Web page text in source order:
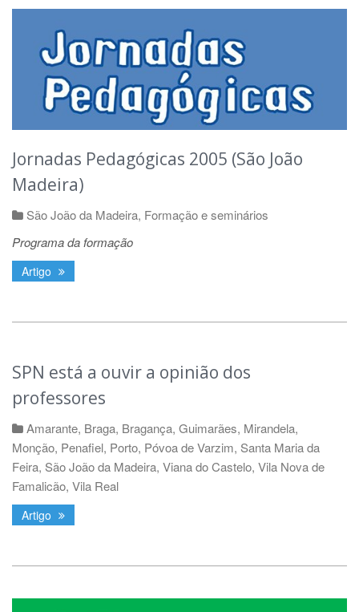
Jornadas Pedagógicas 2005 (São João
Madeira)
São João da Madeira, Formação e seminários
Programa da formação
Artigo
SPN está a ouvir a opinião dos
professores
Amarante, Braga, Bragança, Guimarães, Mirandela,
Monção, Penafiel, Porto, Póvoa de Varzim, Santa Maria da
Feira, São João da Madeira, Viana do Castelo, Vila Nova de
Famalicão, Vila Real
Artigo